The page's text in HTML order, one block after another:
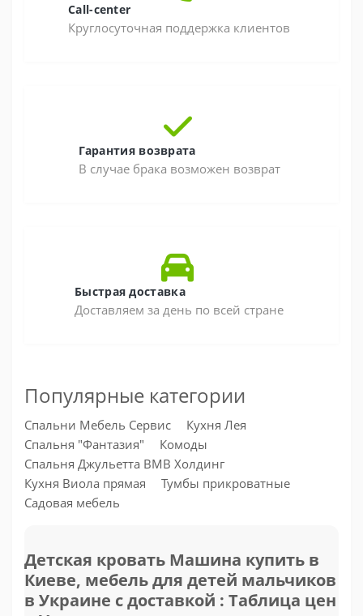
Call-center
Круглосуточная поддержка клиентов
Гарантия возврата
В случае брака возможен возврат
Быстрая доставка
Доставляем за день по всей стране
Популярные категории
Спальни Мебель Сервис
Кухня Лея
Спальня "Фантазия"
Комоды
Спальня Джульетта ВМВ Холдинг
Кухня Виола прямая
Тумбы прикроватные
Садовая мебель
Детская кровать Машина купить в
Киеве, мебель для детей мальчиков
в Украине с доставкой : Таблица цен